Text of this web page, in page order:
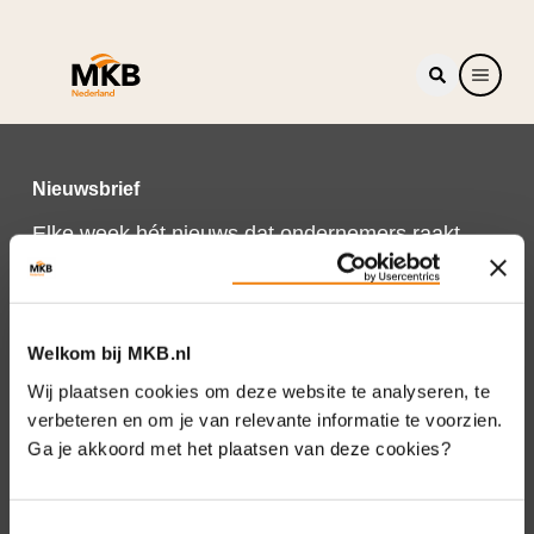
Welkom bij MKB.nl
Wij plaatsen cookies om deze website te analyseren, te
verbeteren en om je van relevante informatie te voorzien.
Ga je akkoord met het plaatsen van deze cookies?
Nieuwsbrief
Elke week hét nieuws dat ondernemers raakt.
Schrijf je nu in voor de MKB-Nederland
nieuwsbrief.
Schrijf je in
Direct naar
Over ons